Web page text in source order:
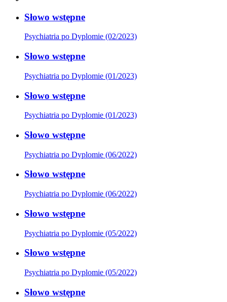
Słowo wstępne
Psychiatria po Dyplomie (02/2023)
Słowo wstępne
Psychiatria po Dyplomie (01/2023)
Słowo wstępne
Psychiatria po Dyplomie (01/2023)
Słowo wstępne
Psychiatria po Dyplomie (06/2022)
Słowo wstępne
Psychiatria po Dyplomie (06/2022)
Słowo wstępne
Psychiatria po Dyplomie (05/2022)
Słowo wstępne
Psychiatria po Dyplomie (05/2022)
Słowo wstępne